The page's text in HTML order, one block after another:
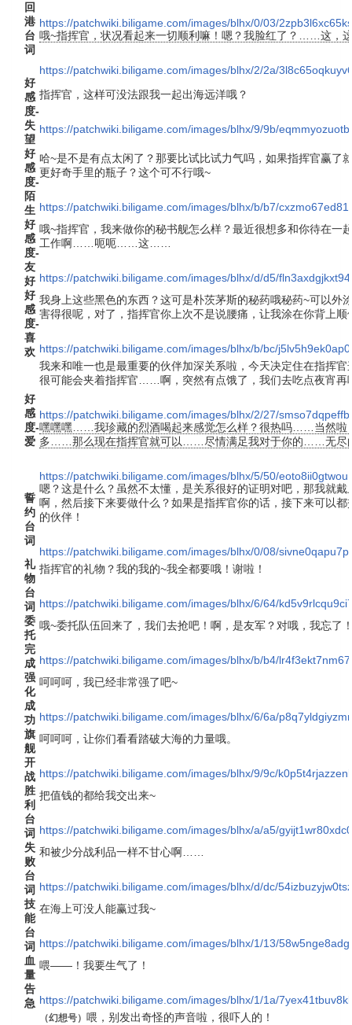
回
港
台
词
https://patchwiki.biligame.com/images/blhx/0/03/
哦~指挥官，状况看起来一切顺利嘛！嗯？我脸红了？……这，
https://patchwiki.biligame.com/images/blhx/2/2a/
好
感
度-
失
望
指挥官，这样可没法跟我一起出海远洋哦？
https://patchwiki.biligame.com/images/blhx/9/9b/
好
感
度-
陌
生
哈~是不是有点太闲了？那要比试比试力气吗，如果指挥官赢
更好奇手里的瓶子？这个可不行哦~
https://patchwiki.biligame.com/images/blhx/b/b7/
好
感
度-
友
好
哦~指挥官，我来做你的秘书舰怎么样？最近很想多和你待在
工作啊……呃呃……这……
https://patchwiki.biligame.com/images/blhx/d/d5/
好
感
度-
喜
欢
我身上这些黑色的东西？这可是朴茨茅斯的秘药哦秘药~可以外
害得很呢，对了，指挥官你上次不是说腰痛，让我涂在你背上顺
https://patchwiki.biligame.com/images/blhx/b/bc/
好
感
度-
爱
我来和唯一也是最重要的伙伴加深关系啦，今天决定住在指挥
很可能会夹着指挥官……啊，突然有点饿了，我们去吃点夜宵再
https://patchwiki.biligame.com/images/blhx/2/27/
嘿嘿嘿……我珍藏的烈酒喝起来感觉怎么样？很热吗……当然啦
多……那么现在指挥官就可以……尽情满足我对于你的……无
https://patchwiki.biligame.com/images/blhx/5/50/
誓
约
台
词
嗯？这是什么？虽然不太懂，是关系很好的证明对吧，那我就
啊，然后接下来要做什么？如果是指挥官你的话，接下来可以
的伙伴！
https://patchwiki.biligame.com/images/blhx/0/08/
礼
物
台
词
指挥官的礼物？我的我的~我全都要哦！谢啦！
https://patchwiki.biligame.com/images/blhx/6/64/
委
托
完
成
哦~委托队伍回来了，我们去抢吧！啊，是友军？对哦，我忘了
https://patchwiki.biligame.com/images/blhx/b/b4/
强
化
成
功
呵呵呵，我已经非常强了吧~
https://patchwiki.biligame.com/images/blhx/6/6a/
旗
舰
开
战
呵呵呵，让你们看看踏破大海的力量哦。
https://patchwiki.biligame.com/images/blhx/9/9c/
胜
利
台
词
把值钱的都给我交出来~
https://patchwiki.biligame.com/images/blhx/a/a5/
失
败
台
词
和被少分战利品一样不甘心啊……
https://patchwiki.biligame.com/images/blhx/d/dc/
技
能
台
词
在海上可没人能赢过我~
https://patchwiki.biligame.com/images/blhx/1/13/
血
量
告
急
喂——！我要生气了！
https://patchwiki.biligame.com/images/blhx/1/1a/
（幻想号） 喂，别发出奇怪的声音啦，很吓人的！